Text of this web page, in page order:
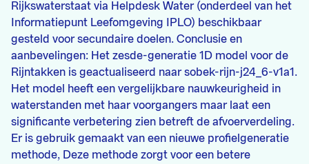
Rijkswaterstaat via Helpdesk Water (onderdeel van het
Informatiepunt Leefomgeving IPLO) beschikbaar
gesteld voor secundaire doelen. Conclusie en
aanbevelingen: Het zesde-generatie 1D model voor de
Rijntakken is geactualiseerd naar sobek-rijn-j24_6-v1a1.
Het model heeft een vergelijkbare nauwkeurigheid in
waterstanden met haar voorgangers maar laat een
significante verbetering zien betreft de afvoerverdeling.
Er is gebruik gemaakt van een nieuwe profielgeneratie
methode, Deze methode zorgt voor een betere